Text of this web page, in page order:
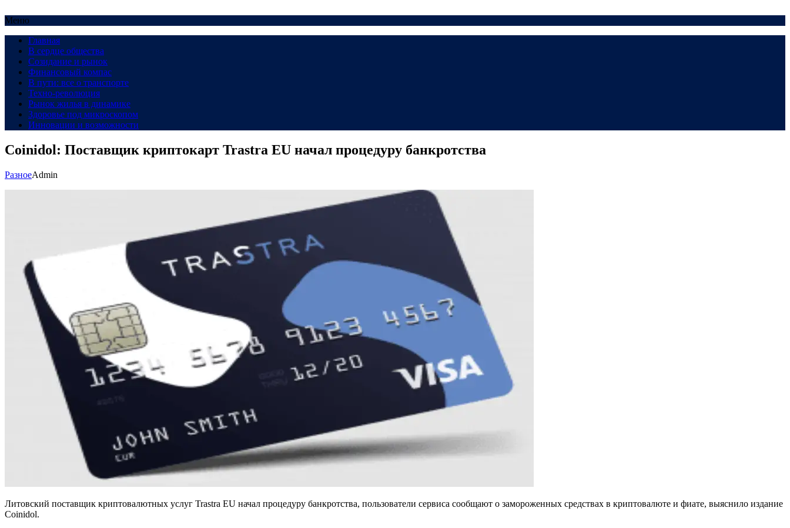
Меню
Главная
В сердце общества
Созидание и рынок
Финансовый компас
В пути: все о транспорте
Техно-революция
Рынок жилья в динамике
Здоровье под микроскопом
Инновации и возможности
Coinidol: Поставщик криптокарт Trastra EU начал процедуру банкротства
РазноеAdmin
Литовский поставщик криптовалютных услуг Trastra EU начал процедуру банкротства, пользователи сервиса сообщают о замороженных средствах в криптовалюте и фиате, выяснило издание
Coinidol.